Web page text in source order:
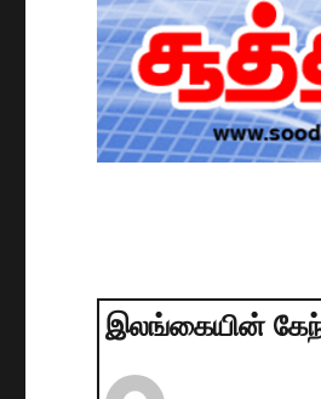
இலங்கையின்